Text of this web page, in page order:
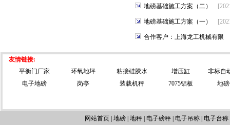
地磅基础施工方案（二）
地磅基础施工方案（一）
合作客户：上海龙工机械有限
友情链接:
平衡门厂家
环氧地坪 粘接硅胶水 增压缸
非标自
电子地磅
岗亭 装载机秤 7075铝板 地
网站首页 地磅 地秤 电子磅秤 电子吊称 电子台称